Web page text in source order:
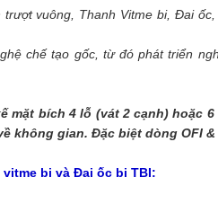
vuông, Thanh Vitme bi, Đai
chế tạo gốc, từ đó phát triển
mặt bích 4 lỗ (vát 2 cạnh)
không gian. Đặc biệt dòng OFI
bi và Đai ốc bi TBI: